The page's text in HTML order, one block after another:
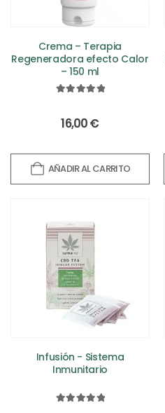
Crema – Terapia
Regeneradora efecto Calor
– 150 ml
16,00€
AÑADIR AL CARRITO
Infusión - Sistema
Inmunitario